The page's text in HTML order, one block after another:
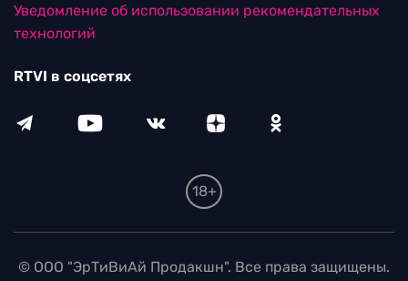
Уведомление об использовании рекомендательных
технологий
RTVI в соцсетях
18+
© ООО "ЭрТиВиАй Продакшн". Все права защищены.